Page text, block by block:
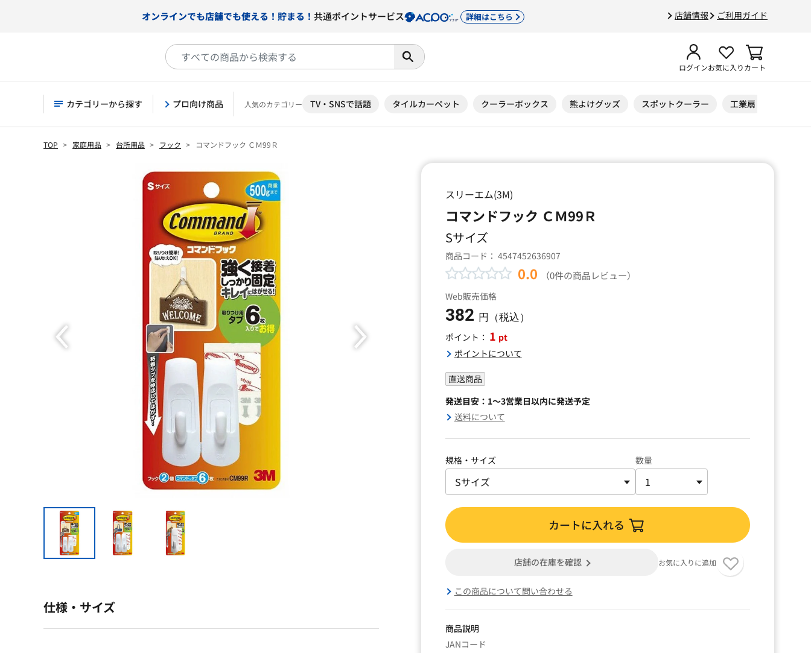
店舗情報 ご利用ガイド
オンラインでも店舗でも使える！貯まる！ 共通ポイントサービス 詳細はこちら
ログインお気に入りカート
カテゴリーから探す プロ向け商品 人気のカテゴリー TV・SNSで話題 タイルカーペット クーラーボックス 熊よけグッズ スポットクーラー 工業扇
TOP 家庭用品 台所用品 フック コマンドフック ＣＭ99Ｒ
スリーエム(3M)
コマンドフック ＣＭ99Ｒ
Sサイズ
商品コード： 4547452636907
0.0 （0件の商品レビュー）
Web販売価格
382 円（税込）
ポイント： 1 pt
ポイントについて
直送商品
発送目安：1～3営業日以内に発送予定
送料について
規格・サイズ 数量
カートに入れる
店舗の在庫を確認 お気に入りに追加
この商品について問い合わせる
商品説明
JANコード
仕様・サイズ